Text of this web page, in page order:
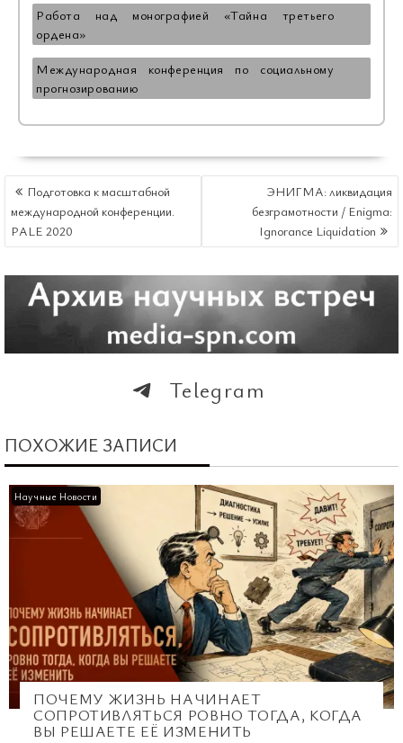
Работа над монографией «Тайна третьего
ордена»
Международная конференция по социальному
прогнозированию
НАВИГАЦИЯ
ПО
ЗАПИСЯМ
Подготовка к масштабной
международной конференции.
PALE 2020
ЭНИГМА: ликвидация
безграмотности / Enigma:
Ignorance Liquidation
Telegram
ПОХОЖИЕ ЗАПИСИ
Научные Новости
ПОЧЕМУ ЖИЗНЬ НАЧИНАЕТ
СОПРОТИВЛЯТЬСЯ РОВНО ТОГДА, КОГДА
ВЫ РЕШАЕТЕ ЕЁ ИЗМЕНИТЬ